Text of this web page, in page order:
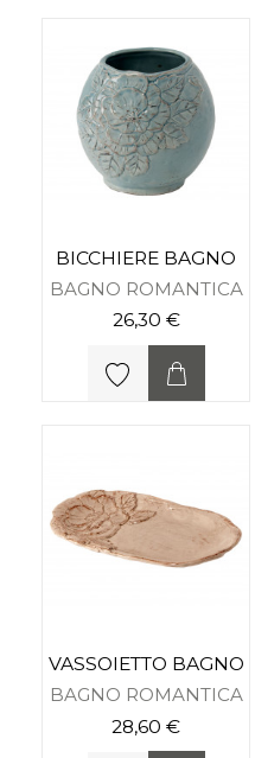
BICCHIERE BAGNO
BAGNO ROMANTICA
26,30 €
VASSOIETTO BAGNO
BAGNO ROMANTICA
28,60 €